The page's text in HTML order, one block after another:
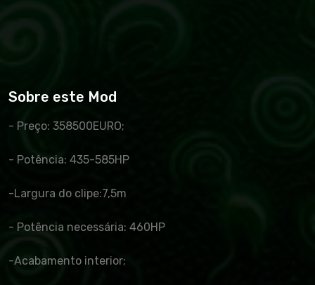
Sobre este Mod
- Preço: 358500EURO;
- Potência: 435-585HP
-Largura do clipe:7,5m
- Potência necessária: 460HP
-Acabamento interior;